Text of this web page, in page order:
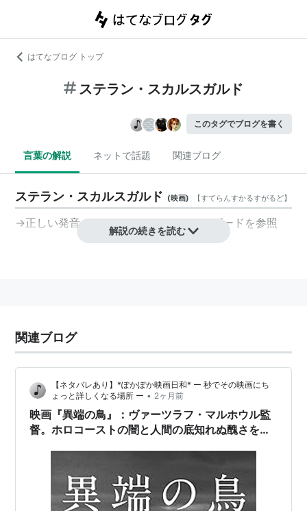
はてなブログ トップ
ステラン・スカルスガルド
このタグでブログを書く
言葉の解説 ネットで話題 関連ブログ
ステラン・スカルスガルド (映画) 【すてらんすかるすがるど】
→正しい発音のステッラン・スカーシュゴード を参照
解説の続きを読む
関連ブログ
【ネタバレあり】*ぽかぽか映画日和* ー 秒でその映画にち
ょっと詳しくなる場所 ー • 2ヶ月前
映画『異端の鳥』：ヴァーツラフ・マルホウル監
督。ホロコーストの闇と人間の底知れぬ醜さを描